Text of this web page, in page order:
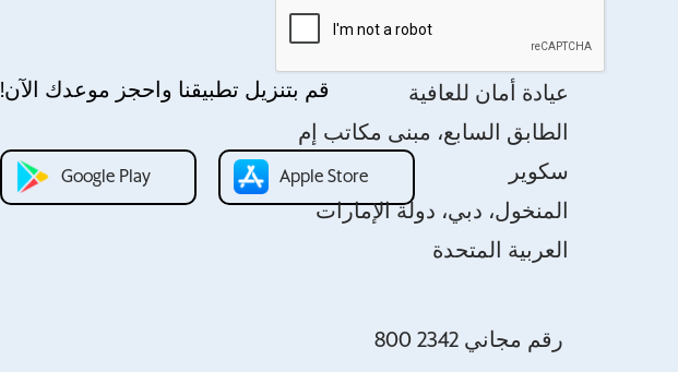
قم بتنزيل تطبيقنا واحجز موعدك الآن!
Google Play Apple Store
عيادة أمان للعافية
الطابق السابع، مبنى مكاتب إم
سكوير
المنخول، دبي، دولة الإمارات
العربية المتحدة